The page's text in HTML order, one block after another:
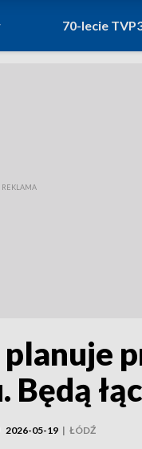
DO
70-lecie
planuje
Będą
2026-05-19 | ŁÓDŹ